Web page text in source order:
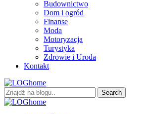
Budownictwo
Dom i ogród
Finanse
Moda
Motoryzacja
Turystyka
Zdrowie i Uroda
Kontakt
Search
for: